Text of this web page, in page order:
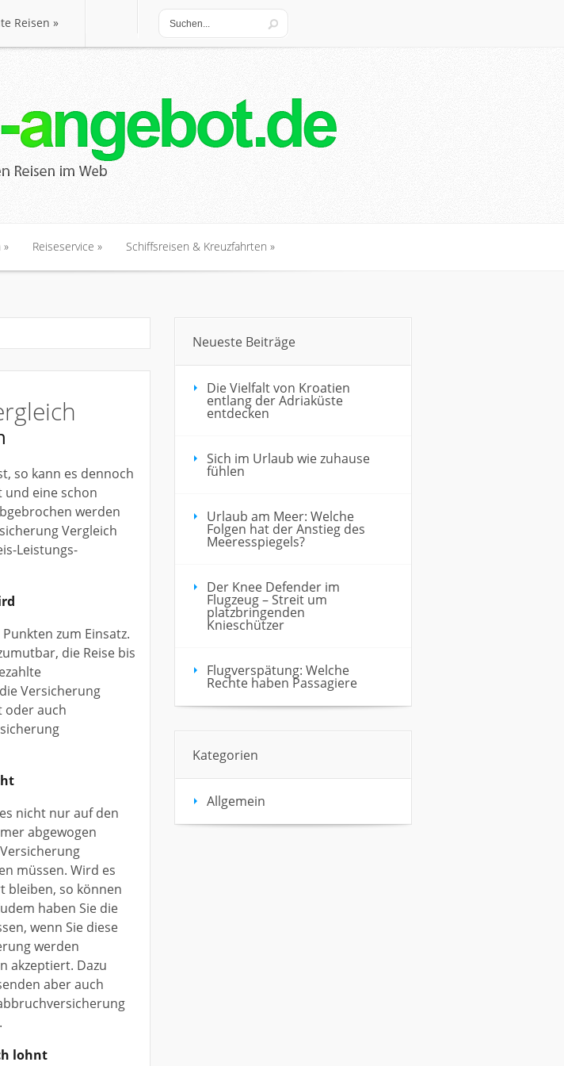
Reisen »
» Reiseservice » Schiffsreisen & Kreuzfahrten »
so kann es dennoch
und eine schon
werden
Vergleich
Leistungs-
zum Einsatz.
die Reise bis
Versicherung
oder auch
nicht nur auf den
abgewogen
müssen. Wird es
bleiben, so können
haben Sie die
wenn Sie diese
werden
akzeptiert. Dazu
aber auch
lohnt
Neueste Beiträge
Die Vielfalt von Kroatien
entlang der Adriaküste
entdecken
Sich im Urlaub wie zuhause
fühlen
Urlaub am Meer: Welche
Folgen hat der Anstieg des
Meeresspiegels?
Der Knee Defender im
Flugzeug – Streit um
platzbringenden
Knieschützer
Flugverspätung: Welche
Rechte haben Passagiere
Kategorien
Allgemein